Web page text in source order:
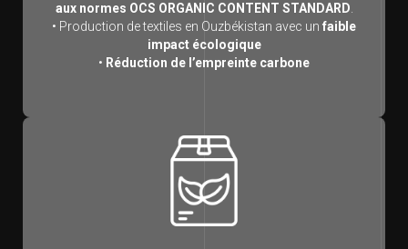
aux normes OCS ORGANIC CONTENT STANDARD.
• Production de textiles en Ouzbékistan avec un faible
impact écologique
• Réduction de l’empreinte carbone